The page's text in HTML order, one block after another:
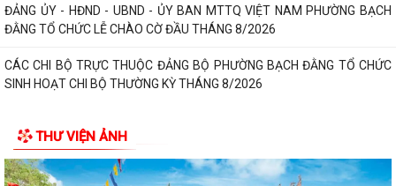
ĐẢNG ỦY - HĐND - UBND - ỦY BAN MTTQ VIỆT NAM PHƯỜNG BẠCH
ĐẰNG TỔ CHỨC LỄ CHÀO CỜ ĐẦU THÁNG 8/2026
CÁC CHI BỘ TRỰC THUỘC ĐẢNG BỘ PHƯỜNG BẠCH ĐẰNG TỔ CHỨC
SINH HOẠT CHI BỘ THƯỜNG KỲ THÁNG 8/2026
TRÊN ĐỊA BÀN THÀNH PHỐ HẢI PHÒNG
THÔNG BÁO Về việc đăng ký đội tuyển tham gia Giải Cầu lông Thiếu
THƯ VIỆN ẢNH